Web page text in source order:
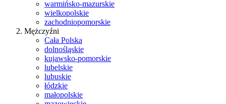
warmińsko-mazurskie
wielkopolskie
zachodniopomorskie
Mężczyźni
Cała Polska
dolnośląskie
kujawsko-pomorskie
lubelskie
lubuskie
łódzkie
małopolskie